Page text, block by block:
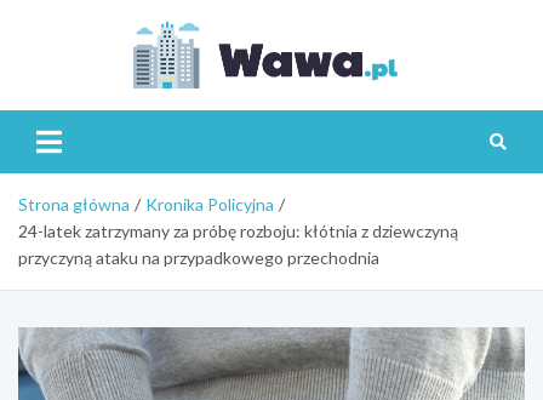
Strona główna
Kronika Policyjna
24-latek zatrzymany za próbę rozboju: kłótnia z dziewczyną
przyczyną ataku na przypadkowego przechodnia